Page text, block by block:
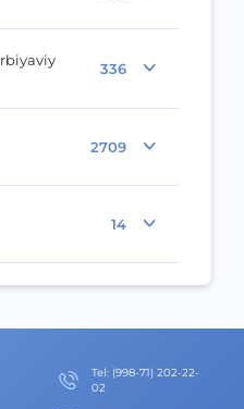
336
2709
14
Теl: (998-71) 202-22-
02